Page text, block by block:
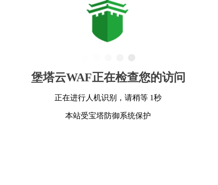
堡塔云WAF正在检查您的访问
正在进行人机识别，请稍等 1秒
本站受宝塔防御系统保护